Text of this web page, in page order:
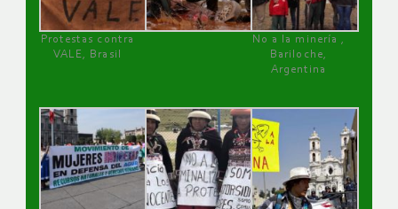
Protestas contra
VALE, Brasil
No a la minería ,
Bariloche,
Argentina